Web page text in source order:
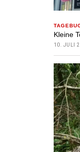
Kleine
10. JULI